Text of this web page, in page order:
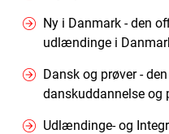
Ny i Danmark - den
udlændinge i
Dansk og prøver -
danskuddannelse og
Udlændinge- og